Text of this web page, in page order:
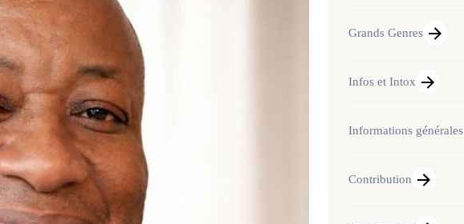
Grands Genres
Infos et Intox
Informations générales
Contribution